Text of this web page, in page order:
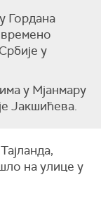
Гордана
у
у Мјанмару
Јакшићева.
на улице у